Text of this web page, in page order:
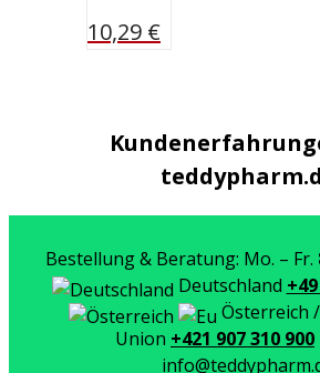
10,29 €
Bestellung & Beratung: Mo. – Fr.
Deutschland
Österreich
Union +421 907 310 900